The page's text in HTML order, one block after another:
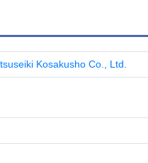
Kosakusho Co., Ltd.